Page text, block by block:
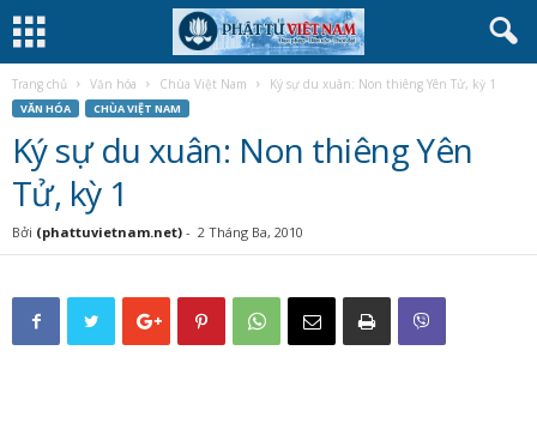
Trang chủ Văn hóa Chùa Việt Nam Ký sự du xuân: Non thiêng Yên Tử, kỳ 1
VĂN HÓA CHÙA VIỆT NAM
Ký sự du xuân: Non thiêng Yên
Tử, kỳ 1
Bởi (phattuvietnam.net) - 2 Tháng Ba, 2010